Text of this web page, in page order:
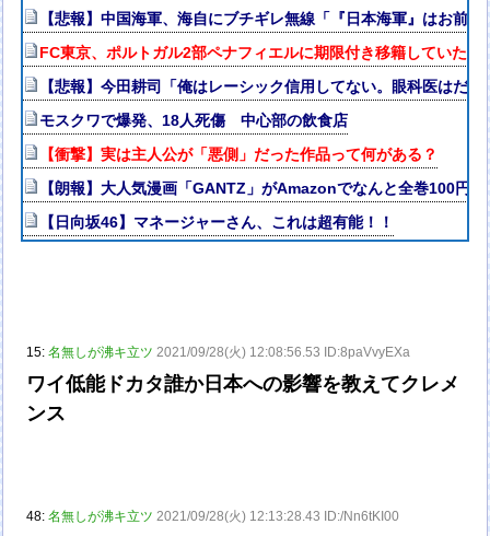
【悲報】中国海軍、海自にブチギレ無線「『日本海軍』はお前
FC東京、ポルトガル2部ペナフィエルに期限付き移籍していた
【悲報】今田耕司「俺はレーシック信用してない。眼科医はだ
モスクワで爆発、18人死傷 中心部の飲食店
【衝撃】実は主人公が「悪側」だった作品って何がある？
【朗報】大人気漫画「GANTZ」がAmazonでなんと全巻100円
【日向坂46】マネージャーさん、これは超有能！！
15:名無しが沸キ立ツ 2021/09/28(火) 12:08:56.53 ID:8paVvyEXa
ワイ低能ドカタ誰か日本への影響を教えてクレメ
ンス
48:名無しが沸キ立ツ 2021/09/28(火) 12:13:28.43 ID:/Nn6tKI00